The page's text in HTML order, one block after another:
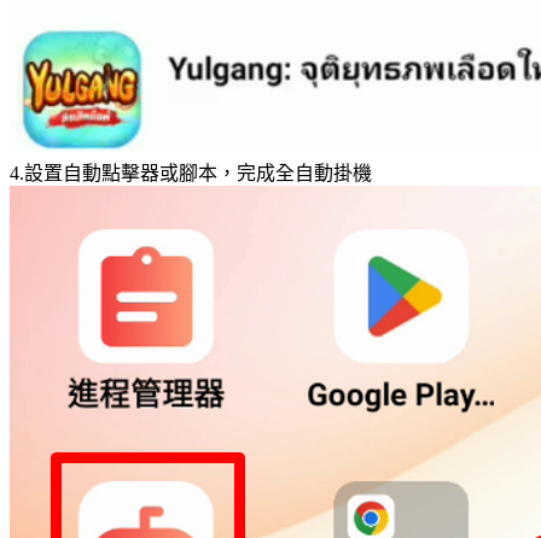
4.設置自動點擊器或腳本，完成全自動掛機